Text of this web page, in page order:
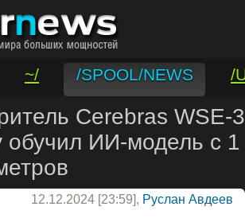
~/ /SPOOL/NEWS
/
Cerebras WSE-3
обучил ИИ-модель с 1
12.12.2024 [23:59], Руслан Авдеев